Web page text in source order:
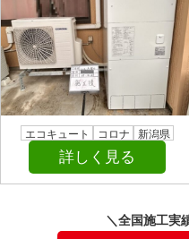
エコキュート コロナ 新潟県
詳しく見る
＼全国施⼯実